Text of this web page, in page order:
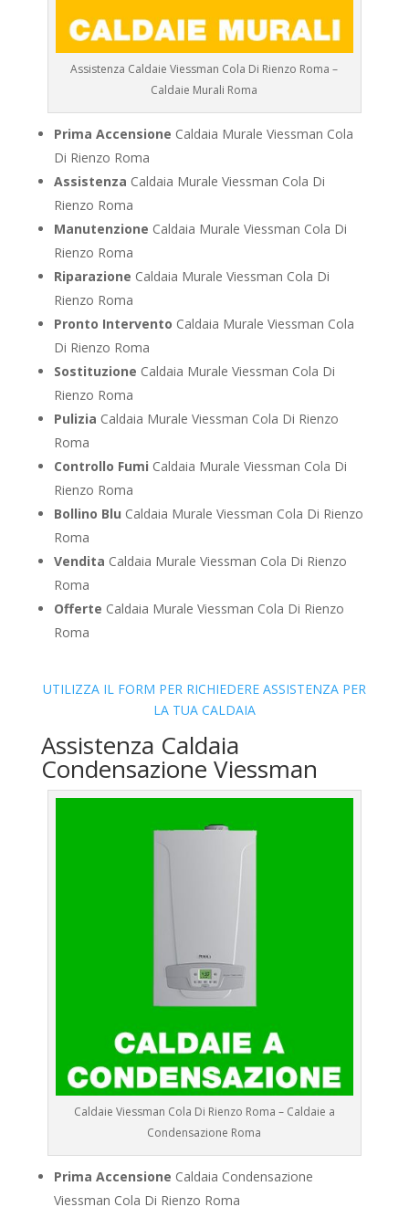
Assistenza Caldaie Viessman Cola Di Rienzo Roma –
Caldaie Murali Roma
Prima Accensione Caldaia Murale Viessman Cola
Di Rienzo Roma
Assistenza Caldaia Murale Viessman Cola Di
Rienzo Roma
Manutenzione Caldaia Murale Viessman Cola Di
Rienzo Roma
Riparazione Caldaia Murale Viessman Cola Di
Rienzo Roma
Pronto Intervento Caldaia Murale Viessman Cola
Di Rienzo Roma
Sostituzione Caldaia Murale Viessman Cola Di
Rienzo Roma
Pulizia Caldaia Murale Viessman Cola Di Rienzo
Roma
Controllo Fumi Caldaia Murale Viessman Cola Di
Rienzo Roma
Bollino Blu Caldaia Murale Viessman Cola Di Rienzo
Roma
Vendita Caldaia Murale Viessman Cola Di Rienzo
Roma
Offerte Caldaia Murale Viessman Cola Di Rienzo
Roma
UTILIZZA IL FORM PER RICHIEDERE ASSISTENZA PER
LA TUA CALDAIA
Assistenza Caldaia
Condensazione Viessman
Caldaie Viessman Cola Di Rienzo Roma – Caldaie a
Condensazione Roma
Prima Accensione Caldaia Condensazione
Viessman Cola Di Rienzo Roma